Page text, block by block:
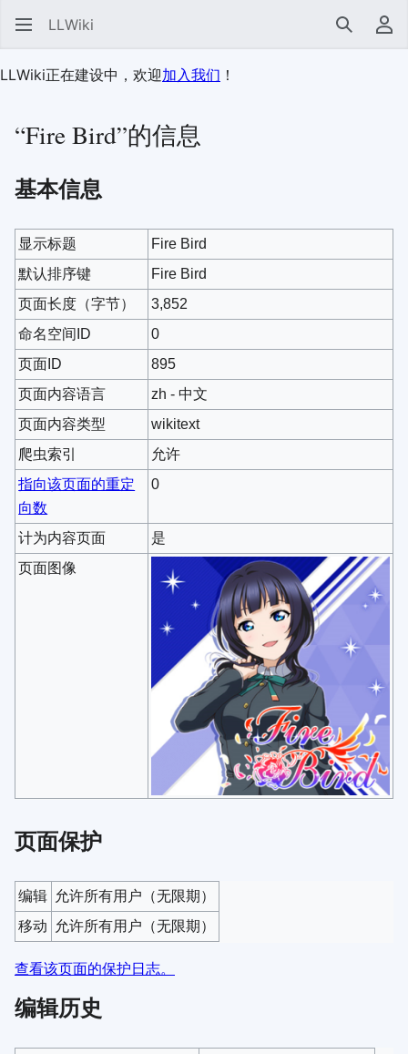
LLWiki 搜索 用
LLWiki正在建设中，欢迎加入我们 ！
“Fire Bird”的信息
基本信息
显示标题
Fire Bird
默认排序键
Fire Bird
页面长度（字节）
3,852
命名空间ID
0
页面ID
895
页面内容语言
zh - 中文
页面内容类型
wikitext
爬虫索引
允许
指向该页面的重定
向数
0
计为内容页面
是
页面图像
页面保护
编辑 允许所有用户​（无限期）
移动
允许所有用户​（无限期）
查看该页面的保护日志。
编辑历史